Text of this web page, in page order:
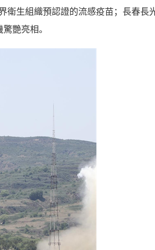
衛生組織預認證的流感疫苗；長春長
艷亮相。